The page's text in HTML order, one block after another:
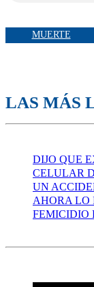
MUERTE
LAS MÁS
DIJO QUE
CELULAR
UN
AHORA LO
FEMICIDIO